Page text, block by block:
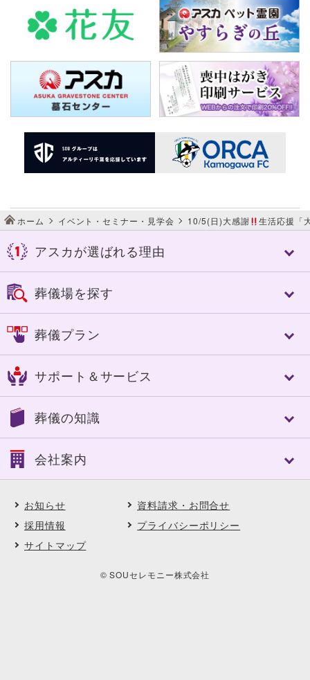
ホーム イベント・セミナー・見学会 10/5(日)大感謝 生活応援「
アスカが選ばれる理由
アスカの特長
控室への心配り
人づくり（人材教育）
選べる葬送品・おもてなし
エンバーミング・湯灌
葬儀への想い
ご葬儀実例
葬儀場を探す
成田市
四街道市
市原市
船橋市
茂原市
いすみ市
鴨川市
勝浦市
山武郡
木更津市
君津市
匝瑳市
柏市
野田市
葬儀プラン
認知症対策あんしんパック
家族葬
一般葬
一日葬
自宅葬
アスカの社葬
福祉の葬儀
選べる葬送品・おもてなし
ご葬儀実例
サポート＆サービス
事前相談のすすめ
アフターサポート
SOUセレモニーメンバーズ(互助会)
喪中はがき印刷サービス
契約企業・団体の葬儀割引サービス
ペット葬・ペット霊園
葬儀の知識
葬儀に必要な費用
ご葬儀後の対応と手続き
よくある質問
ご葬儀エピソード
顧客インタビュー
料理長からの食材だより
会社案内
会社概要・理念
沿革
直営式場
地域に根ざした取り組み
お知らせ
資料請求・お問合せ
採用情報
プライバシーポリシー
サイトマップ
© SOUセレモニー株式会社